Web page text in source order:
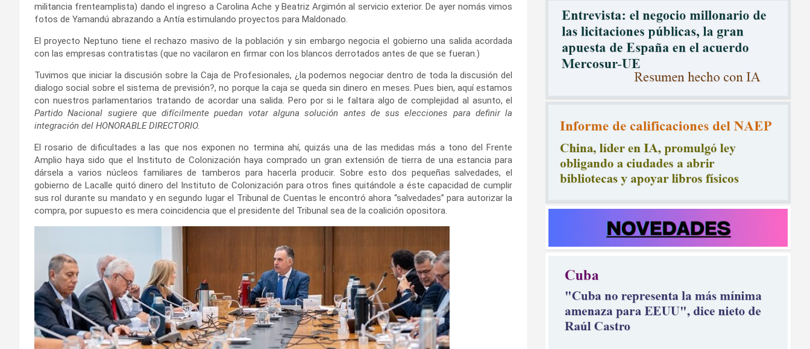
militancia frenteamplista) dando el ingreso a Carolina Ache y Beatriz Argimón al servicio exterior. De ayer nomás vimos
fotos de Yamandú abrazando a Antía estimulando proyectos para Maldonado.
El proyecto Neptuno tiene el rechazo masivo de la población y sin embargo negocia el gobierno una salida acordada
con las empresas contratistas (que no vacilaron en firmar con los blancos derrotados antes de que se fueran.)
Tuvimos que iniciar la discusión sobre la Caja de Profesionales, ¿la podemos negociar dentro de toda la discusión del
dialogo social sobre el sistema de previsión?, no porque la caja se queda sin dinero en meses. Pues bien, aquí estamos
con nuestros parlamentarios tratando de acordar una salida. Pero por si le faltara algo de complejidad al asunto, el
Partido Nacional sugiere que difícilmente puedan votar alguna solución antes de sus elecciones para definir la
integración del HONORABLE DIRECTORIO.
El rosario de dificultades a las que nos exponen no termina ahí, quizás una de las medidas más a tono del Frente
Amplio haya sido que el Instituto de Colonización haya comprado un gran extensión de tierra de una estancia para
dársela a varios núcleos familiares de tamberos para hacerla producir. Sobre esto dos pequeñas salvedades, el
gobierno de Lacalle quitó dinero del Instituto de Colonización para otros fines quitándole a éste capacidad de cumplir
sus rol durante su mandato y en segundo lugar el Tribunal de Cuentas le encontró ahora “salvedades” para autorizar la
compra, por supuesto es mera coincidencia que el presidente del Tribunal sea de la coalición opositora.